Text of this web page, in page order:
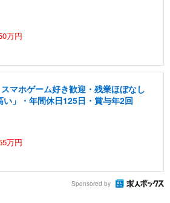
万円
マホゲーム好き歓迎・残業ほぼなし
」・年間休日125日・賞与年2回
万円
Sponsored by